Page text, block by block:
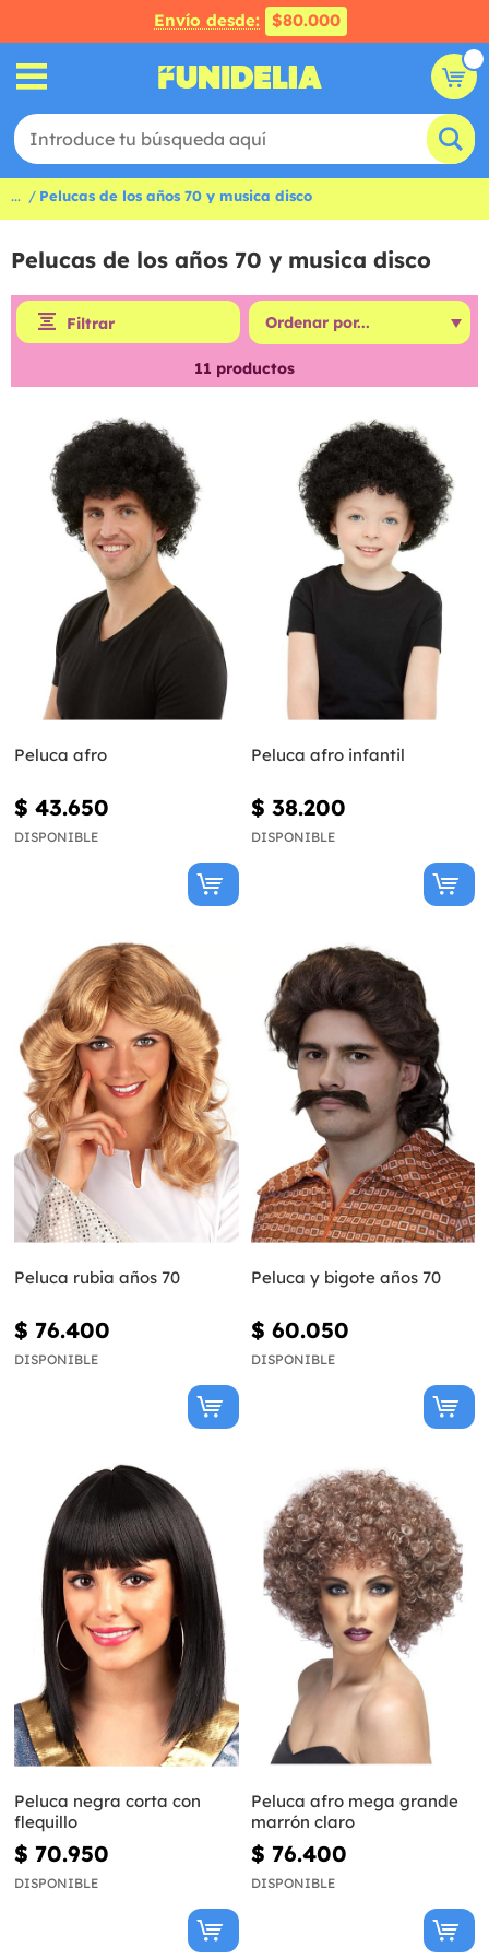
Envío desde: $80.000
... Pelucas de los años 70 y musica disco
Pelucas de los años 70 y musica disco
Filtrar
11 productos
Peluca afro
$ 43.650
DISPONIBLE
Peluca afro infantil
$ 38.200
DISPONIBLE
Peluca rubia años 70
$ 76.400
DISPONIBLE
Peluca y bigote años 70
$ 60.050
DISPONIBLE
Peluca negra corta con
flequillo
$ 70.950
DISPONIBLE
Peluca afro mega grande
marrón claro
$ 76.400
DISPONIBLE